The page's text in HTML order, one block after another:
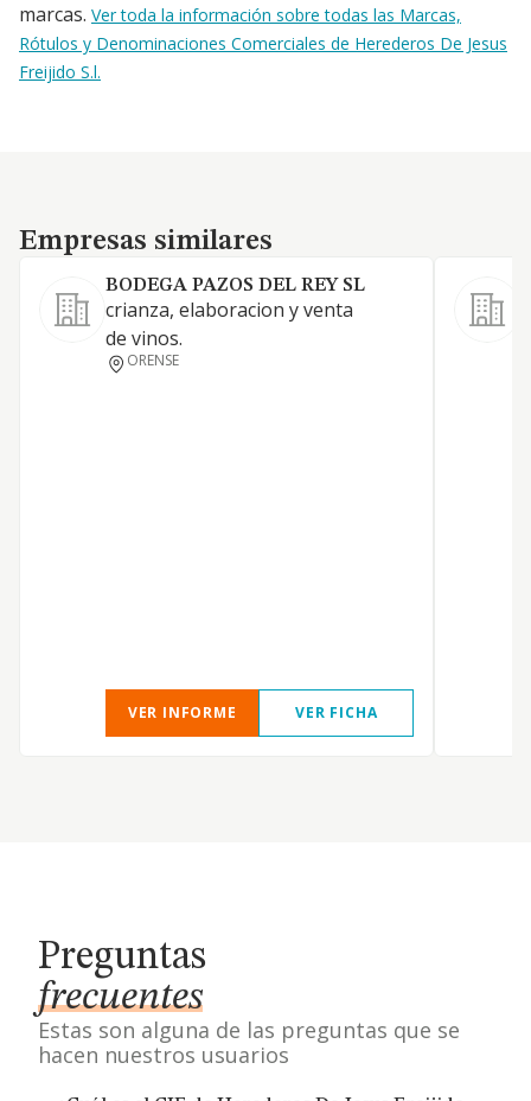
marcas. Ver toda la información sobre todas las Marcas,
Rótulos y Denominaciones Comerciales de Herederos De Jesus
Freijido S.l.
Empresas similares
Empresas similares
BODEGA PAZOS DEL REY SL
crianza, elaboracion y venta
de vinos.
ORENSE
VER INFORME VER FICHA
Preguntas
frecuentes
Estas son alguna de las preguntas que se
hacen nuestros usuarios